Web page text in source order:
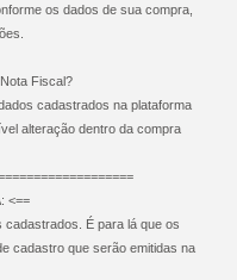
os dados de sua compra,
Fiscal?
cadastrados na plataforma
alteração dentro da compra
<==
É para lá que os
cadastro que serão emitidas na